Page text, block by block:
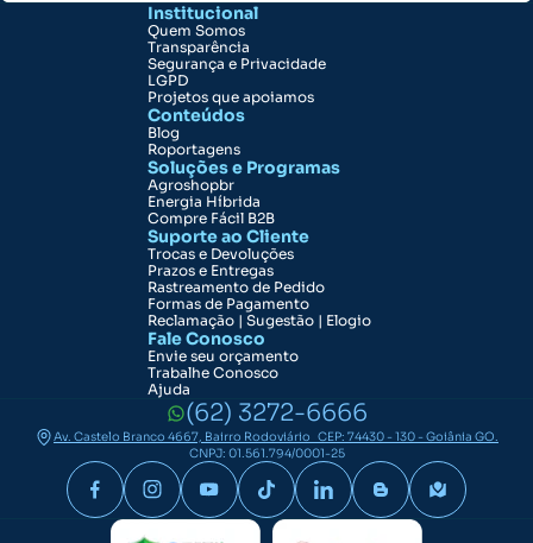
Institucional
Quem Somos
Transparência
Segurança e Privacidade
LGPD
Projetos que apoiamos
Conteúdos
Blog
Roportagens
Soluções e Programas
Agroshopbr
Energia Híbrida
Compre Fácil B2B
Suporte ao Cliente
Trocas e Devoluções
Prazos e Entregas
Rastreamento de Pedido
Formas de Pagamento
Reclamação | Sugestão | Elogio
Fale Conosco
Envie seu orçamento
Trabalhe Conosco
Ajuda
(62) 3272-6666
Av. Castelo Branco 4667, Bairro Rodoviário CEP: 74430 - 130 - Goiânia GO.
CNPJ: 01.561.794/0001-25